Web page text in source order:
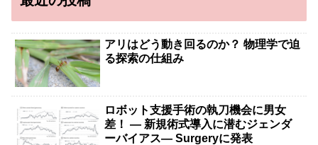
アリはどう動き回るのか？ 物理学で迫
る探索の仕組み
ロボット支援手術の執刀機会に男女
差！ — 新規術式導入に潜むジェンダ
ーバイアス— Surgeryに発表